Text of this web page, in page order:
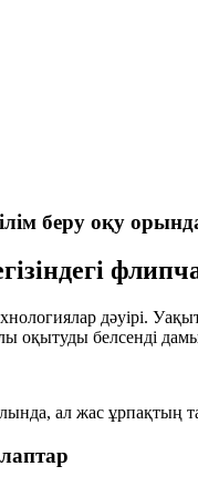
беру оқу
дәуірі.
оқытуды белсенді
ал жас